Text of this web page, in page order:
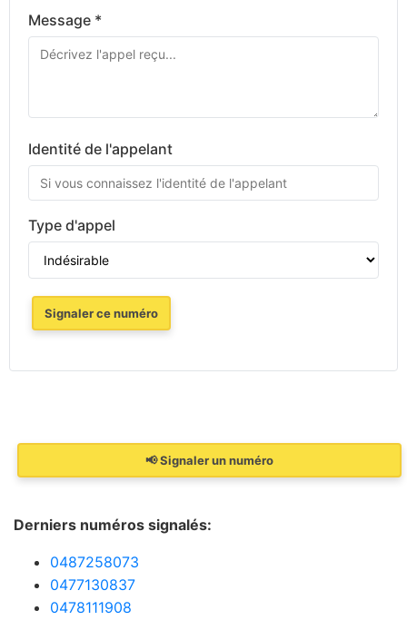
Message *
Identité de l'appelant
Type d'appel
Signaler ce numéro
📢 Signaler un numéro
Derniers numéros signalés:
0487258073
0477130837
0478111908